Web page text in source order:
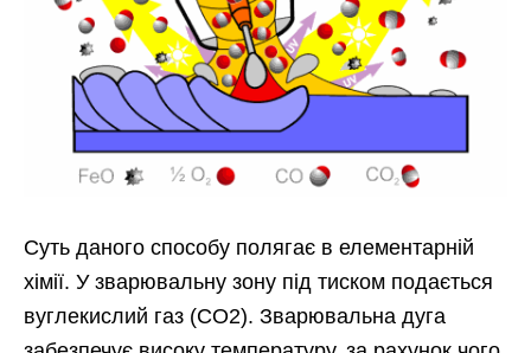
Суть даного способу полягає в елементарній
хімії. У зварювальну зону під тиском подається
вуглекислий газ (СО2). Зварювальна дуга